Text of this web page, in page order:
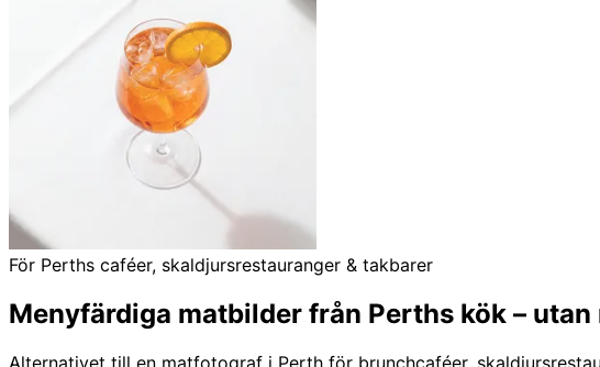
För Perths caféer, skaldjursrestauranger & takbarer
Menyfärdiga matbilder från Perths kök –
Alternativet till en matfotograf i Perth för brunchcaféer,